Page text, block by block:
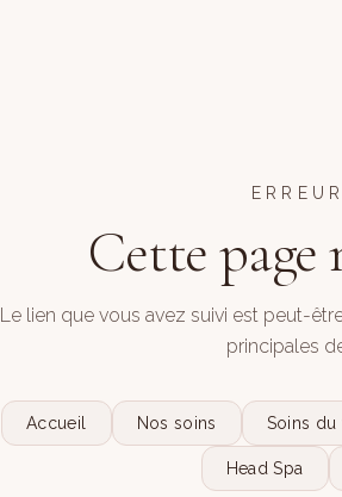
Cette page
Le lien que vous avez suivi est peut-
principales
Accueil Nos soins Soins du
Head Spa